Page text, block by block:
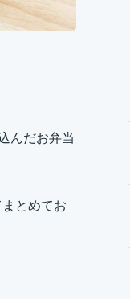
んだお弁当
とめてお